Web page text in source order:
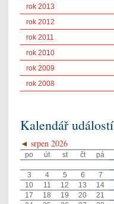
rok 2013
rok 2012
rok 2011
rok 2010
rok 2009
rok 2008
Kalendář událostí
◄ srpen 2026
po út st čt pá
3
4 5 6 7
10
11 12 13 14
17
18 19 20 21